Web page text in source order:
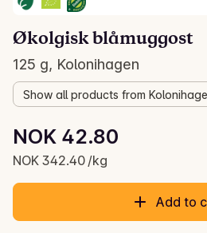
Økolgisk blåmuggost
125 g, Kolonihagen
Show all products from
Current price is: NOK 42.80
NOK 42.80
NOK 342.40 /kg
Unit price: NOK 342.40 /kg
Add to